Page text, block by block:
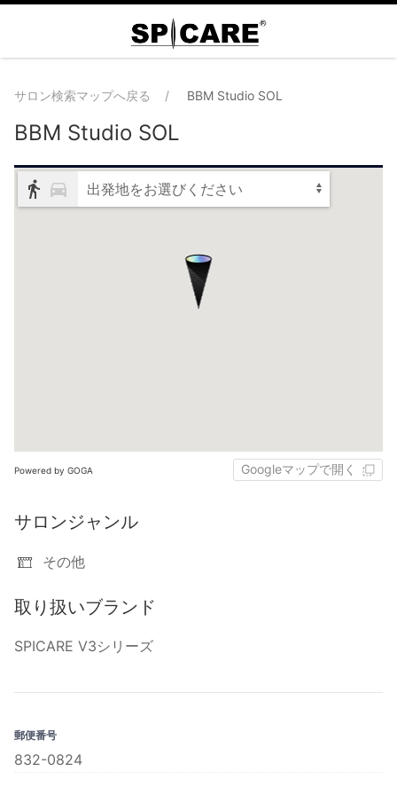
サロン検索マップへ戻る BBM Studio SOL
BBM Studio SOL
出発地をお選びください
Powered by GOGA Googleマップで開く
サロンジャンル
その他
取り扱いブランド
SPICARE V3シリーズ
郵便番号
832-0824